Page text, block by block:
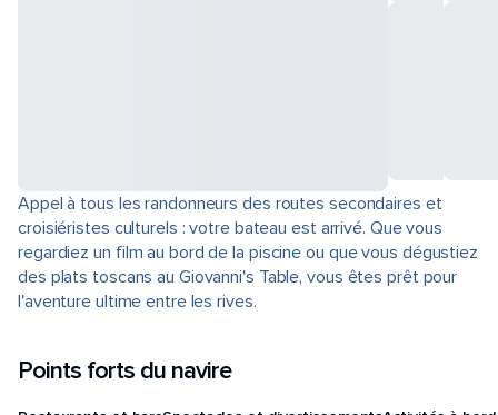
Appel à tous les randonneurs des routes secondaires et
croisiéristes culturels : votre bateau est arrivé. Que vous
regardiez un film au bord de la piscine ou que vous dégustiez
des plats toscans au Giovanni's Table, vous êtes prêt pour
l'aventure ultime entre les rives.
Points forts du navire